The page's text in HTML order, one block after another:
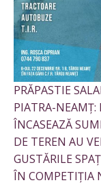
PRĂPASTIE
PIATRA-NEAMȚ:
ÎNCASEAZĂ
DE TEREN AU
GUSTĂRILE
ÎN COMPETIȚIA